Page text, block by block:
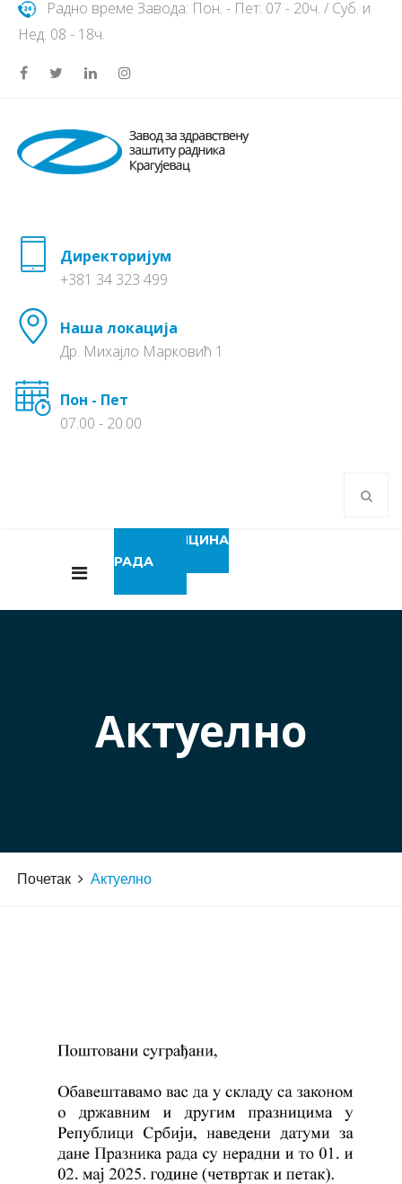
Радно време Завода: Пон. - Пет: 07 - 20ч. / Суб. и
Нед: 08 - 18ч.
Директоријум
+381 34 323 499
Наша локација
Др. Михајло Марковић 1
Пон - Пет
07.00 - 20.00
МЕДИЦИНА
РАДА
Актуелно
Почетак Актуелно